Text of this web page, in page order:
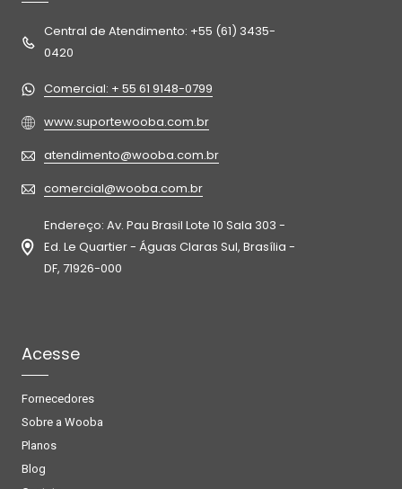
Central de Atendimento: +55 (61) 3435-
0420
Comercial: + 55 61 9148-0799
www.suportewooba.com.br
atendimento@wooba.com.br
comercial@wooba.com.br
Endereço: Av. Pau Brasil Lote 10 Sala 303 -
Ed. Le Quartier - Águas Claras Sul, Brasília -
DF, 71926-000
Acesse
Fornecedores
Sobre a Wooba
Planos
Blog